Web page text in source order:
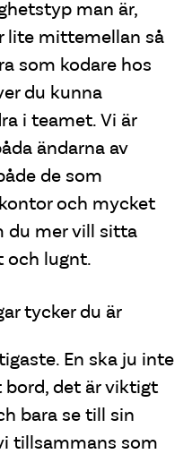
man är,
lite mittemellan så
som kodare hos
du kunna
i teamet. Vi är
ändarna av
de som
och mycket
du mer vill sitta
och lugnt.
tycker du är
En ska ju inte
bord, det är viktigt
bara se till sin
tillsammans som